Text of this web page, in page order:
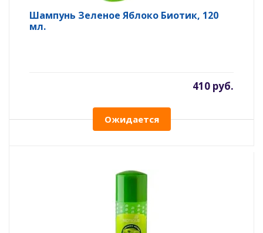
Шампунь Зеленое Яблоко Биотик, 120
мл.
410 руб.
Ожидается